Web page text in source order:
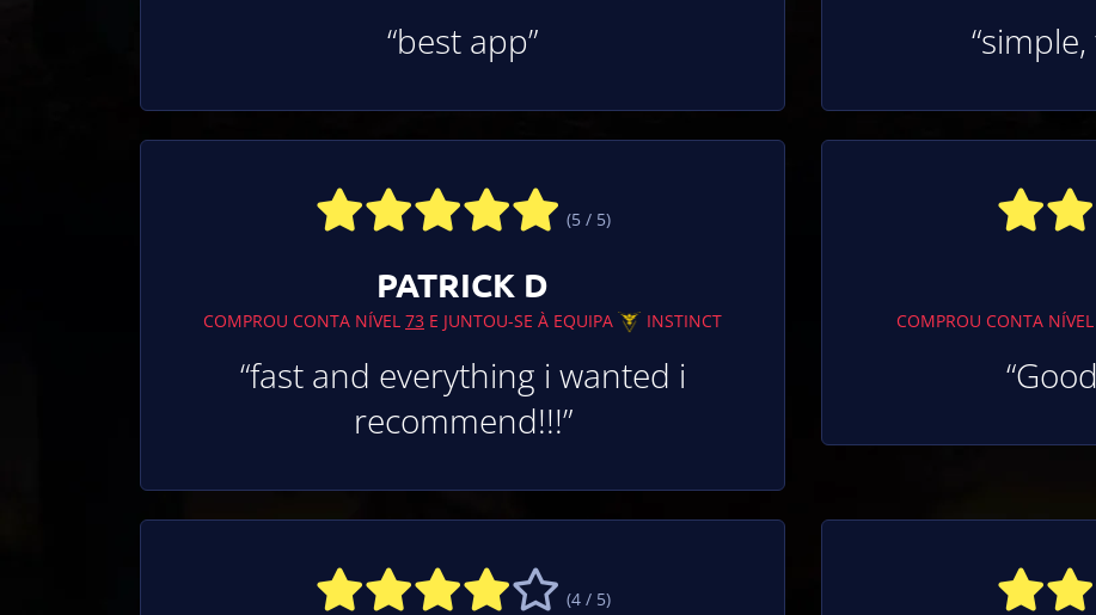
“best app”
(5 / 5)
PATRICK D
COMPROU CONTA NÍVEL 73 E JUNTOU-SE À EQUIPA INSTINCT
“fast and everything i wanted i
recommend!!!”
COMPROU CONTA NÍVEL
(4 / 5)